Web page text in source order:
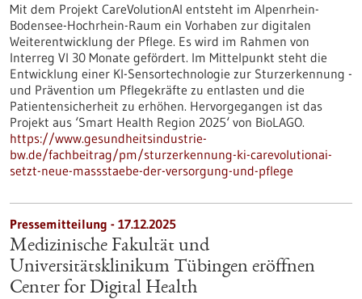
Mit dem Projekt CareVolutionAI entsteht im Alpenrhein-
Bodensee-Hochrhein-Raum ein Vorhaben zur digitalen
Weiterentwicklung der Pflege. Es wird im Rahmen von
Interreg VI 30 Monate gefördert. Im Mittelpunkt steht die
Entwicklung einer KI-Sensortechnologie zur Sturzerkennung -
und Prävention um Pflegekräfte zu entlasten und die
Patientensicherheit zu erhöhen. Hervorgegangen ist das
Projekt aus ‘Smart Health Region 2025‘ von BioLAGO.
https://www.gesundheitsindustrie-
bw.de/fachbeitrag/pm/sturzerkennung-ki-carevolutionai-
setzt-neue-massstaebe-der-versorgung-und-pflege
Pressemitteilung - 17.12.2025
Medizinische Fakultät und
Universitätsklinikum Tübingen eröffnen
Center for Digital Health